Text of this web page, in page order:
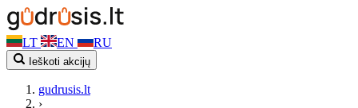
LT EN RU
Ieškoti akcijų
gudrusis.lt
›